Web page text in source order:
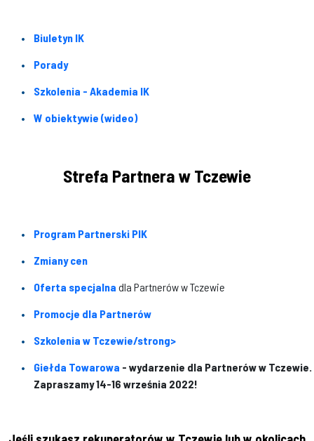
Biuletyn IK
Porady
Szkolenia - Akademia IK
W obiektywie (wideo)
Strefa Partnera w Tczewie
Program Partnerski PIK
Zmiany cen
Oferta specjalna dla Partnerów w Tczewie
Promocje dla Partnerów
Szkolenia w Tczewie/strong>
Giełda Towarowa - wydarzenie dla Partnerów w Tczewie.
Zapraszamy 14-16 września 2022!